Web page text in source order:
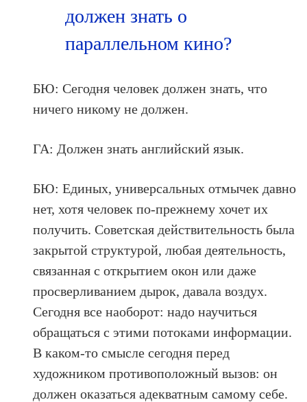
должен знать о
параллельном кино?
БЮ: Сегодня человек должен знать, что
ничего никому не должен.
ГА: Должен знать английский язык.
БЮ: Единых, универсальных отмычек давно
нет, хотя человек по-прежнему хочет их
получить. Советская действительность была
закрытой структурой, любая деятельность,
связанная с открытием окон или даже
просверливанием дырок, давала воздух.
Сегодня все наоборот: надо научиться
обращаться с этими потоками информации.
В каком-то смысле сегодня перед
художником противоположный вызов: он
должен оказаться адекватным самому себе.